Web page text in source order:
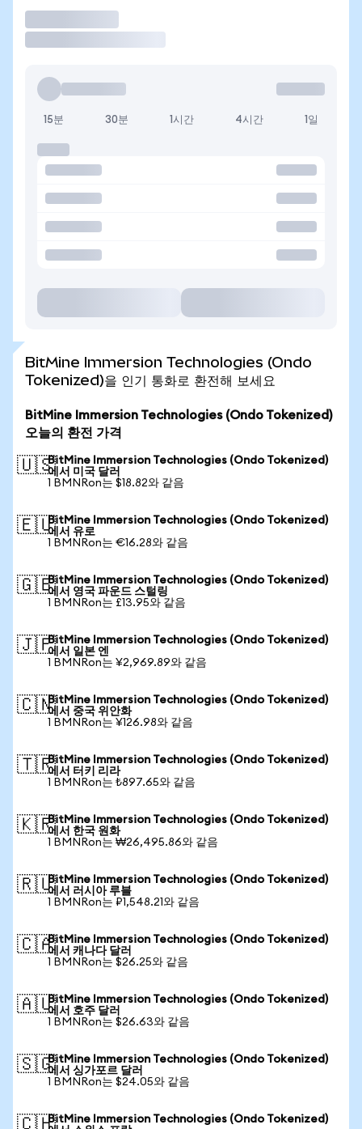
15분 30분 1시간 4시간 1일
BitMine Immersion Technologies (Ondo
Tokenized)을 인기 통화로 환전해 보세요
BitMine Immersion Technologies (Ondo Tokenized)
오늘의 환전 가격
🇺🇸BitMine Immersion Technologies (Ondo Tokenized)
에서 미국 달러
1 BMNRon는 $18.82와 같음
🇪🇺BitMine Immersion Technologies (Ondo Tokenized)
에서 유로
1 BMNRon는 €16.28와 같음
🇬🇧BitMine Immersion Technologies (Ondo Tokenized)
에서 영국 파운드 스털링
1 BMNRon는 £13.95와 같음
🇯🇵BitMine Immersion Technologies (Ondo Tokenized)
에서 일본 엔
1 BMNRon는 ¥2,969.89와 같음
🇨🇳BitMine Immersion Technologies (Ondo Tokenized)
에서 중국 위안화
1 BMNRon는 ¥126.98와 같음
🇹🇷BitMine Immersion Technologies (Ondo Tokenized)
에서 터키 리라
1 BMNRon는 ₺897.65와 같음
🇰🇷BitMine Immersion Technologies (Ondo Tokenized)
에서 한국 원화
1 BMNRon는 ₩26,495.86와 같음
🇷🇺BitMine Immersion Technologies (Ondo Tokenized)
에서 러시아 루블
1 BMNRon는 ₽1,548.21와 같음
🇨🇦BitMine Immersion Technologies (Ondo Tokenized)
에서 캐나다 달러
1 BMNRon는 $26.25와 같음
🇦🇺BitMine Immersion Technologies (Ondo Tokenized)
에서 호주 달러
1 BMNRon는 $26.63와 같음
🇸🇬BitMine Immersion Technologies (Ondo Tokenized)
에서 싱가포르 달러
1 BMNRon는 $24.05와 같음
🇨🇭BitMine Immersion Technologies (Ondo Tokenized)